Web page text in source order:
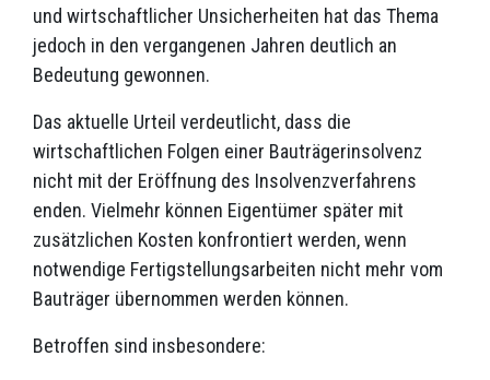
und wirtschaftlicher Unsicherheiten hat das Thema
jedoch in den vergangenen Jahren deutlich an
Bedeutung gewonnen.
Das aktuelle Urteil verdeutlicht, dass die
wirtschaftlichen Folgen einer Bauträgerinsolvenz
nicht mit der Eröffnung des Insolvenzverfahrens
enden. Vielmehr können Eigentümer später mit
zusätzlichen Kosten konfrontiert werden, wenn
notwendige Fertigstellungsarbeiten nicht mehr vom
Bauträger übernommen werden können.
Betroffen sind insbesondere: